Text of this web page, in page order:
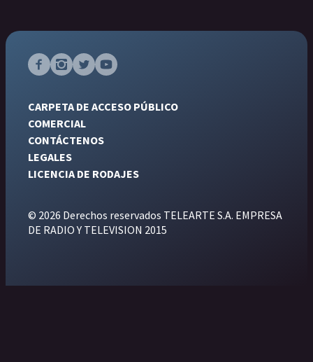
CARPETA DE ACCESO PÚBLICO
COMERCIAL
CONTÁCTENOS
LEGALES
LICENCIA DE RODAJES
© 2026 Derechos reservados TELEARTE S.A. EMPRESA
DE RADIO Y TELEVISION 2015